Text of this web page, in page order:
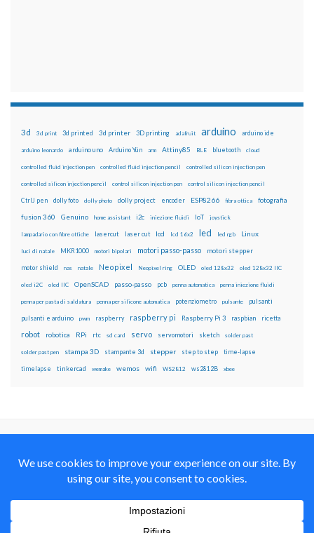
3d 3d print 3d printed 3d printer 3D printing adafruit arduino arduino ide
arduino leonardo arduino uno Arduino Yún arm Attiny85 BLE bluetooth cloud
controlled fluid injection pen controlled fluid injection pencil controlled silicon injection pen
controlled silicon injection pencil control silicon injection pen control silicon injection pencil
CtrlJ pen dolly foto dolly photo dolly project encoder ESP8266 fibra ottica fotografia
fusion 360 Genuino home assistant i2c iniezione fluidi IoT joystick
lampadario con fibre ottiche lasercut laser cut lcd lcd 16x2 led led rgb Linux
luci di natale MKR1000 motori bipolari motori passo-passo motori stepper
motor shield nas natale Neopixel Neopixel ring OLED oled 128x32 oled 128x32 IIC
oled i2C oled IIC OpenSCAD passo-passo pcb penna automatica penna iniezione fluidi
penna per pasta di saldatura penna per silicone automatica potenziometro pulsante pulsanti
pulsanti e arduino pwm raspberry raspberry pi Raspberry Pi 3 raspbian ricetta
robot robotica RPi rtc sd card servo servomotori sketch solder past
solder past pen stampa 3D stampante 3d stepper step to step time-lapse
timelapse tinkercad wemake wemos wifi WS2812 ws2812B xbee
con Licenza
Creative Commons Attribution Non commercial Share
Alike 4.0 International